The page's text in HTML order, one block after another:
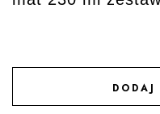
DODAJ